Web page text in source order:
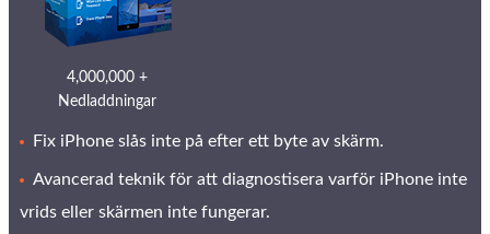
4,000,000 +
Nedladdningar
Fix iPhone slås inte på efter ett byte av skärm.
Avancerad teknik för att diagnostisera varför iPhone inte
vrids eller skärmen inte fungerar.